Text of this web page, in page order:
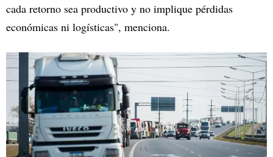
cada retorno sea productivo y no implique pérdidas
económicas ni logísticas", menciona.